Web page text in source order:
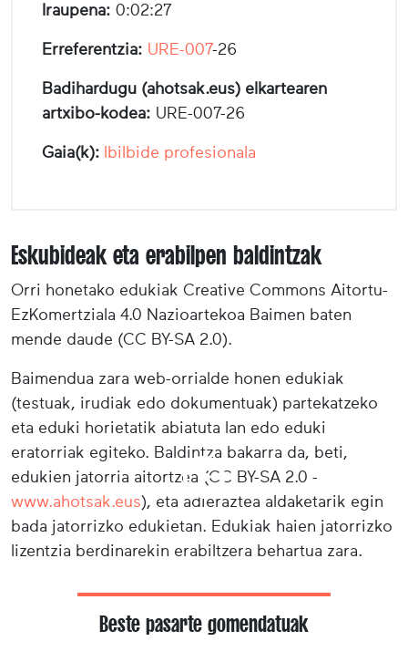
Iraupena: 0:02:27
Erreferentzia: URE-007-26
Badihardugu (ahotsak.eus) elkartearen
artxibo-kodea: URE-007-26
Gaia(k): Ibilbide profesionala
Eskubideak eta erabilpen baldintzak
Orri honetako edukiak Creative Commons Aitortu-
EzKomertziala 4.0 Nazioartekoa Baimen baten
mende daude (CC BY-SA 2.0).
Baimendua zara web-orrialde honen edukiak
(testuak, irudiak edo dokumentuak) partekatzeko
eta eduki horietatik abiatuta lan edo eduki
eratorriak egiteko. Baldintza bakarra da, beti,
edukien jatorria aitortzea (CC BY-SA 2.0 -
www.ahotsak.eus), eta adieraztea aldaketarik egin
bada jatorrizko edukietan. Edukiak haien jatorrizko
lizentzia berdinarekin erabiltzera behartua zara.
Beste pasarte gomendatuak